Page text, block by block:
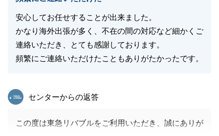
安心してお任せすることが出来ました。
かなり海外出張が多く、不在の間の対応など細かくご
連絡いただき、とても感謝しております。
頻繁にご連絡いただけたこともありがたかったです。
東急リバブル
センターからの返答
この度は東急リバブルをご利用いただき、誠にありが